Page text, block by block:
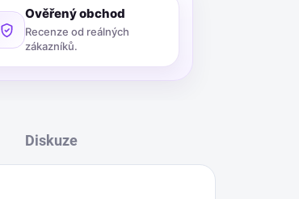
Ověřený obchod
Recenze od reálných
zákazníků.
Diskuze